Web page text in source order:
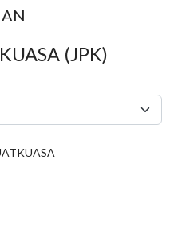
(JPK)